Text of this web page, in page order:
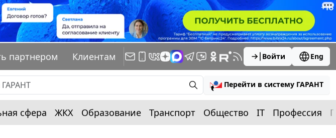
партнером Клиентам Войти Eng
Перейти в систему ГАРАНТ
сфера ЖКХ Образование Транспорт Общество IT Профессия